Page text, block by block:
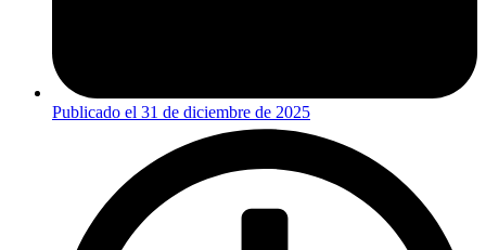
Publicado el 31 de diciembre de 2025